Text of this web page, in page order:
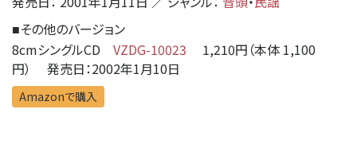
■その他のバージョン
8cmシングルCD VZDG-10023 1,210円（本体 1,100
円） 発売日：2002年1月10日
Amazonで購入